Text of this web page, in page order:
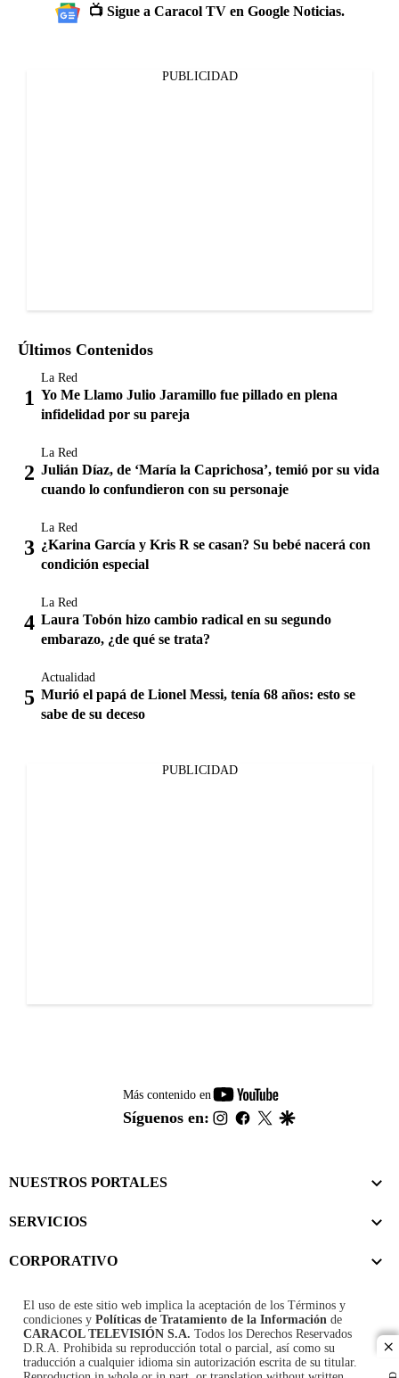
📺 Sigue a Caracol TV en Google Noticias.
PUBLICIDAD
Últimos Contenidos
La Red
Yo Me Llamo Julio Jaramillo fue pillado en plena
infidelidad por su pareja
La Red
Julián Díaz, de ‘María la Caprichosa’, temió por su vida
cuando lo confundieron con su personaje
La Red
¿Karina García y Kris R se casan? Su bebé nacerá con
condición especial
La Red
Laura Tobón hizo cambio radical en su segundo
embarazo, ¿de qué se trata?
Actualidad
Murió el papá de Lionel Messi, tenía 68 años: esto se
sabe de su deceso
PUBLICIDAD
Más contenido en
youtube-
footer
Síguenos en: instagram
facebook
twitter
NUESTROS PORTALES
SERVICIOS
CORPORATIVO
El uso de este sitio web implica la aceptación de los Términos y
condiciones y Políticas de Tratamiento de la Información de
CARACOL TELEVISIÓN S.A. Todos los Derechos Reservados
D.R.A. Prohibida su reproducción total o parcial, así como su
traducción a cualquier idioma sin autorización escrita de su titular.